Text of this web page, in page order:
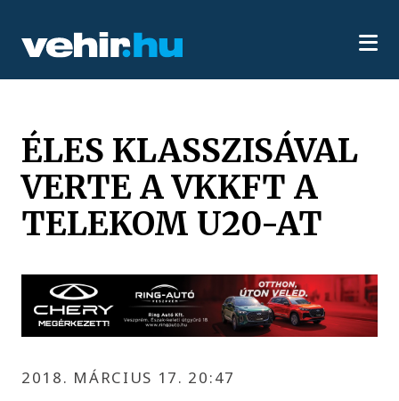
ÉLES KLASSZISÁVAL
VERTE A VKKFT A
TELEKOM U20-AT
2018. MÁRCIUS 17. 20:47